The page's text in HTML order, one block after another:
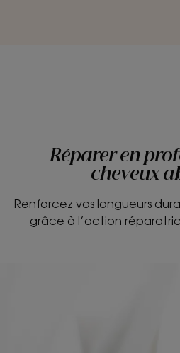
Réparer en
cheveux
Renforcez vos longueurs
grâce à l’action